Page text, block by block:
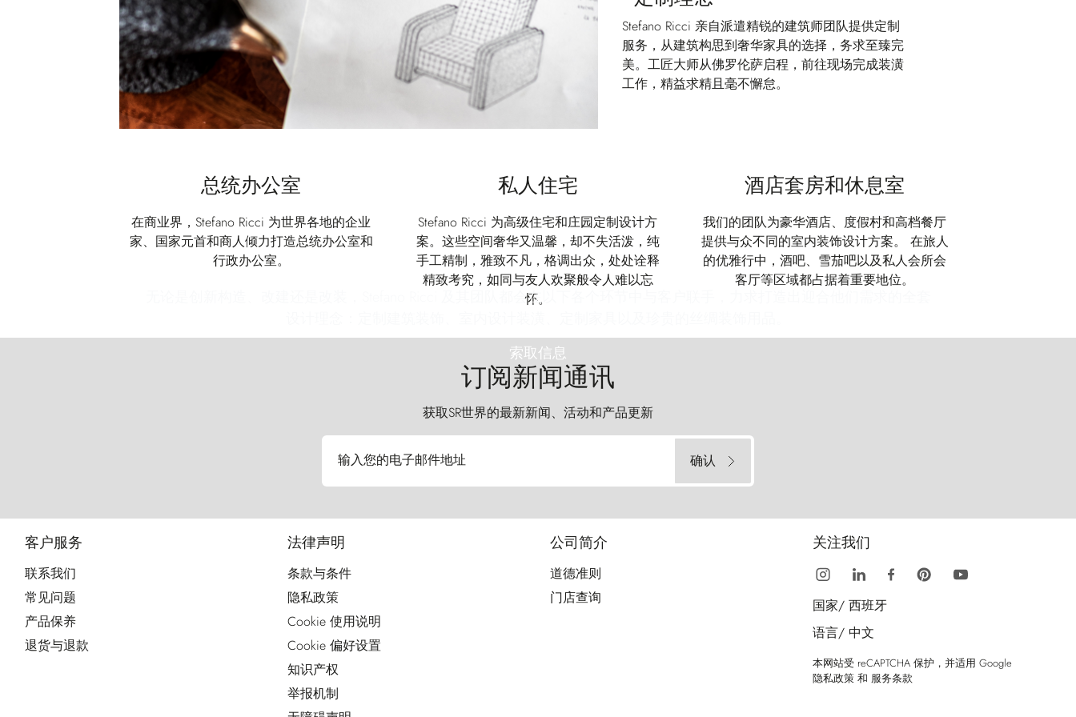
Stefano Ricci 亲自派遣精锐的建筑师团队提供定制
服务，从建筑构思到奢华家具的选择，务求至臻完
美。工匠大师从佛罗伦萨启程，前往现场完成装潢
工作，精益求精且毫不懈怠。
总统办公室
在商业界，Stefano Ricci 为世界各地的企业
家、国家元首和商人倾力打造总统办公室和
行政办公室。
私人住宅
Stefano Ricci 为高级住宅和庄园定制设计方
案。这些空间奢华又温馨，却不失活泼，纯
手工精制，雅致不凡，格调出众，处处诠释
精致考究，如同与友人欢聚般令人难以忘
怀。
酒店套房和休息室
我们的团队为豪华酒店、度假村和高档餐厅
提供与众不同的室内装饰设计方案。 在旅人
的优雅行中，酒吧、雪茄吧以及私人会所会
客厅等区域都占据着重要地位。
无论是创新构造、改建还是改装，Stefano Ricci 及其团队都会在以下各个环节中与客户联手，力求打造出迎合他们需求的全套
索取信息
订阅新闻通讯
获取SR世界的最新新闻、活动和产品更新
输入您的电子邮件地址 确认
客户服务
联系我们
常见问题
产品保养
退货与退款
法律声明
条款与条件
隐私政策
Cookie 使用说明
Cookie 偏好设置
知识产权
举报机制
公司简介
道德准则
门店查询
关注我们
国家/ 西班牙
语言/ 中文
本网站受 reCAPTCHA 保护，并适用 Google
隐私政策 和 服务条款